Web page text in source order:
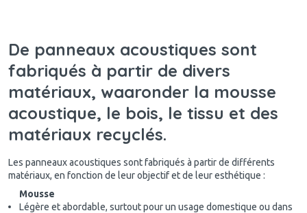
De panneaux acoustiques sont
fabriqués à partir de divers
matériaux, waaronder la mousse
acoustique, le bois, le tissu et des
matériaux recyclés.
Les panneaux acoustiques sont fabriqués à partir de différents
matériaux, en fonction de leur objectif et de leur esthétique :
Mousse
Légère et abordable, surtout pour un usage domestique ou dans